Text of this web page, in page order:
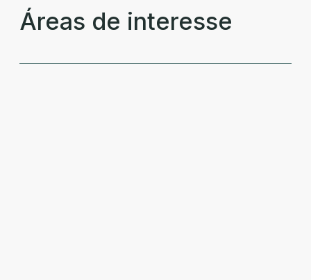
Áreas de interesse